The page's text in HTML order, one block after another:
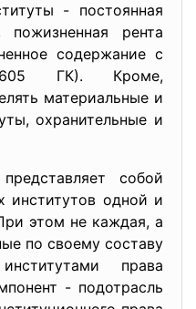
- постоянная
рента
содержание с
605 ГК). Кроме,
материальные и
охранительные и
собой
институтов одной и
этом не каждая, а
по своему составу
права
- подотрасль